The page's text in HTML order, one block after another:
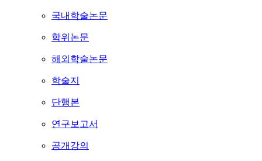
국내학술논문
학위논문
해외학술논문
학술지
단행본
연구보고서
공개강의